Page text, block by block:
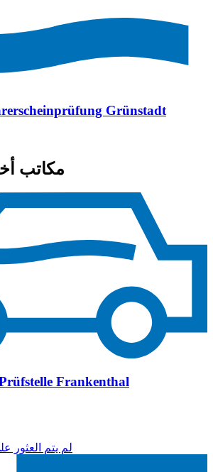
Grünstadt
مكاتب
Frankenthal
لم يتم العثور